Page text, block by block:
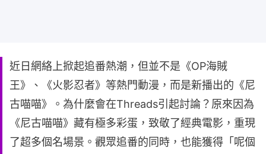
近日網絡上掀起追番熱潮，但並不是《OP海賊
王》、《火影忍者》等熱門動漫，而是新播出的《尼
古喵喵》。為什麼會在Threads引起討論？原來因為
《尼古喵喵》藏有極多彩蛋，致敬了經典電影，重現
了超多個名場景。觀眾追番的同時，也能獲得「呢個